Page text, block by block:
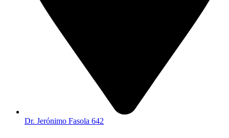
Dr. Jerónimo Fasola 642